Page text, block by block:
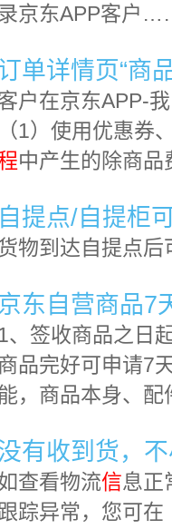
京东APP客户
单详情页“商
户在京东APP-
（1）使用优惠券
中产生的除商
自提点/自提柜
物到达自提点
东自营商品7
、签收商品之日
品完好可申请7
，商品本身、
有收到货，
查看物流信息正
跟踪异常，您可